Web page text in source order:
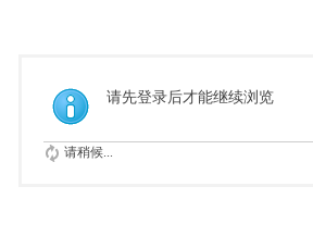
请先登录后才能继续浏览
请稍候...